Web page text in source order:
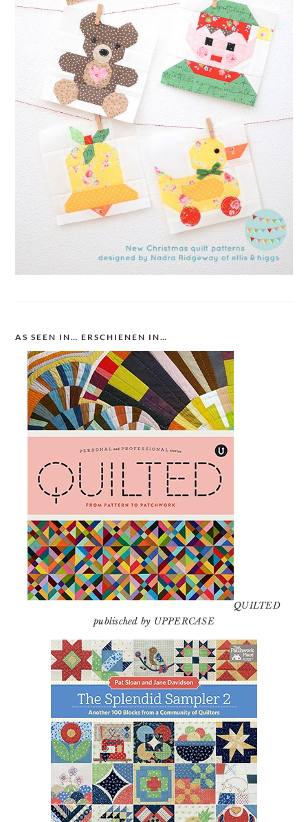
AS SEEN IN… ERSCHIENEN IN…
QUILTED
publisched by UPPERCASE